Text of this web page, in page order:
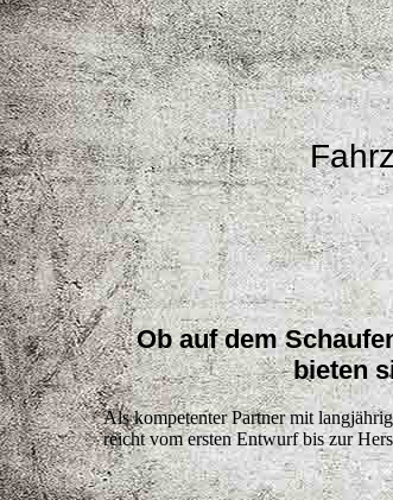
Ob auf dem
bieten
Als kompetenter Partner mit
reicht vom ersten Entwurf bis zur